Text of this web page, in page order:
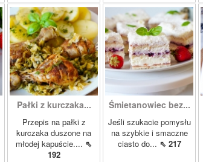
Pałki z kurczaka...
Przepis na pałki z
kurczaka duszone na
młodej kapuście.... ⇖
192
Śmietanowiec bez...
Jeśli szukacie pomysłu
na szybkie i smaczne
ciasto do... ⇖ 217